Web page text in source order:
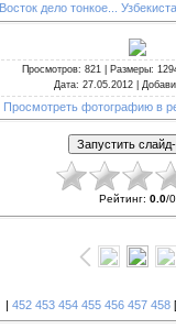
Восток дело тонкое...
Просмотров: 821 | Размеры:
Дата: 27.05.2012 |
Просмотреть фотографию в
Рейтинг: 0.0/0
| 452 453 454 455 456 457 458 [